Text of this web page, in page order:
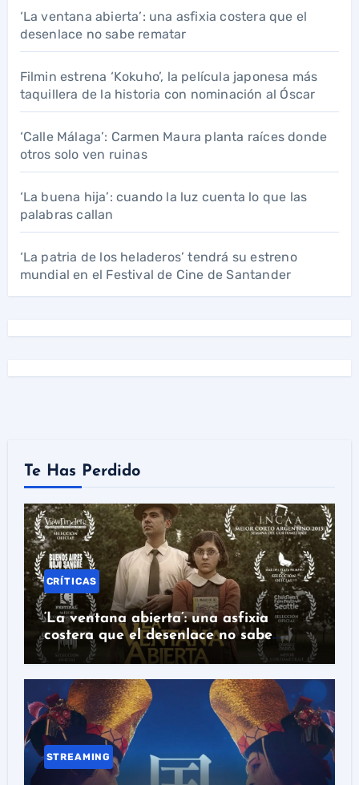
‘La ventana abierta’: una asfixia costera que el
desenlace no sabe rematar
Filmin estrena ‘Kokuho’, la película japonesa más
taquillera de la historia con nominación al Óscar
‘Calle Málaga’: Carmen Maura planta raíces donde
otros solo ven ruinas
‘La buena hija’: cuando la luz cuenta lo que las
palabras callan
‘La patria de los heladeros’ tendrá su estreno
mundial en el Festival de Cine de Santander
Te Has Perdido
CRÍTICAS
‘La ventana abierta’: una asfixia
costera que el desenlace no sabe
rematar
STREAMING